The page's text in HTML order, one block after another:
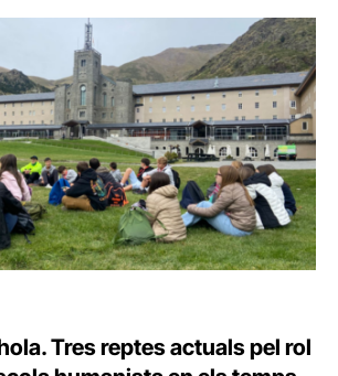
Tres reptes actuals pel rol